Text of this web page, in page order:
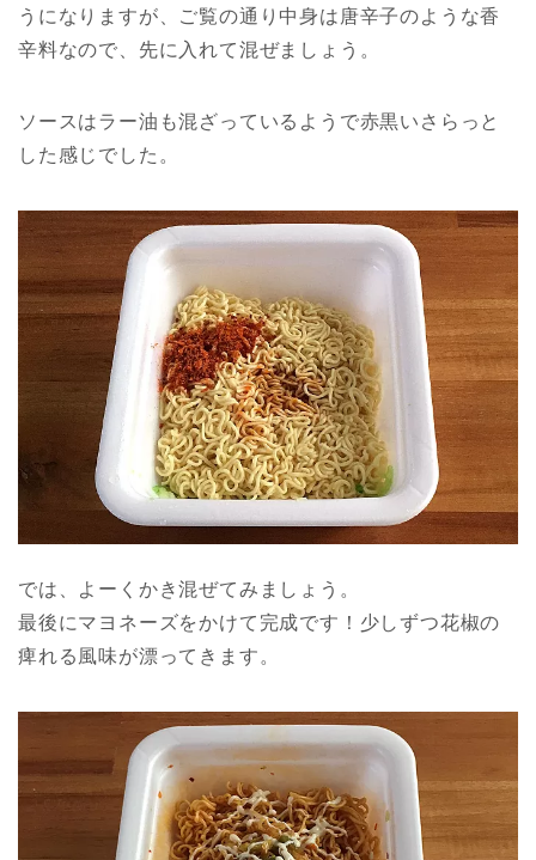
うになりますが、ご覧の通り中身は唐辛子のような香
辛料なので、先に入れて混ぜましょう。
ソースはラー油も混ざっているようで赤黒いさらっと
した感じでした。
では、よーくかき混ぜてみましょう。
最後にマヨネーズをかけて完成です！少しずつ花椒の
痺れる風味が漂ってきます。